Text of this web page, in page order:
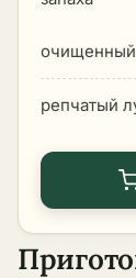
очищенный
репчатый